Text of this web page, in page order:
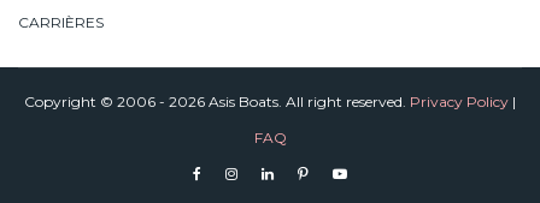
CARRIÈRES
Copyright © 2006 - 2026 Asis Boats. All right reserved. Privacy Policy |
FAQ